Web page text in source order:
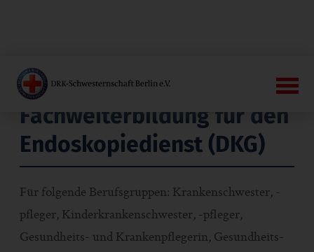
Fachweiterbildung für den
Endoskopiedienst (DKG)
Für folgende Berufsgruppen: Krankenschwester, -
pfleger, Kinderkrankenschwester, -pfleger,
Gesundheits- und Krankenpflegerin, Gesundheits-